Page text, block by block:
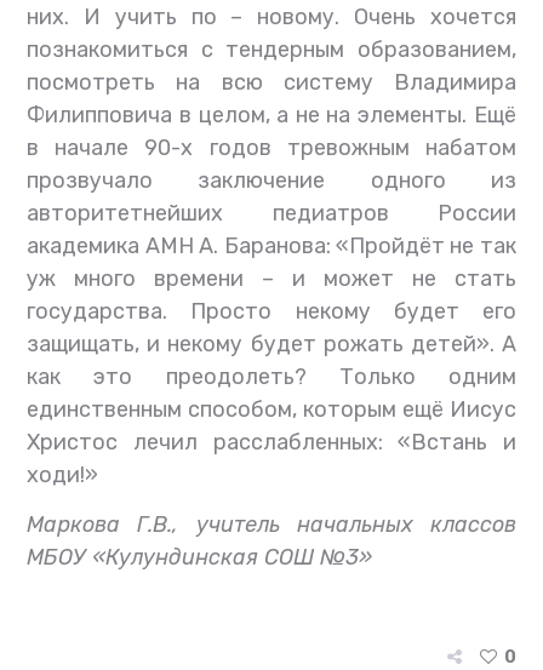
них. И учить по – новому. Очень хочется
познакомиться с тендерным образованием,
посмотреть на всю систему Владимира
Филипповича в целом, а не на элементы. Ещё
в начале 90-х годов тревожным набатом
прозвучало заключение одного из
авторитетнейших педиатров России
академика АМН А. Баранова: «Пройдёт не так
уж много времени – и может не стать
государства. Просто некому будет его
защищать, и некому будет рожать детей». А
как это преодолеть? Только одним
единственным способом, которым ещё Иисус
Христос лечил расслабленных: «Встань и
ходи!»
Маркова Г.В., учитель начальных классов
МБОУ «Кулундинская СОШ №3»
0